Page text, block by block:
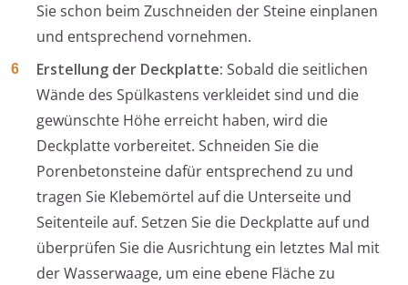
Sie schon beim Zuschneiden der Steine einplanen
und entsprechend vornehmen.
Erstellung der Deckplatte: Sobald die seitlichen
Wände des Spülkastens verkleidet sind und die
gewünschte Höhe erreicht haben, wird die
Deckplatte vorbereitet. Schneiden Sie die
Porenbetonsteine dafür entsprechend zu und
tragen Sie Klebemörtel auf die Unterseite und
Seitenteile auf. Setzen Sie die Deckplatte auf und
überprüfen Sie die Ausrichtung ein letztes Mal mit
der Wasserwaage, um eine ebene Fläche zu